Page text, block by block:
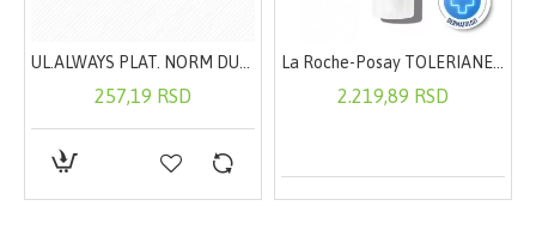
257,19 RSD 2.219,89 RSD